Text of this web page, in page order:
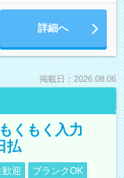
詳細へ
掲載日：2026.08.06
くもく入力
払
歓迎
ブランクOK